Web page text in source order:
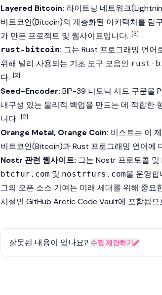
Layered Bitcoin: 라이트닝 네트워크
비트코인(Bitcoin)의 계층화된 아키텍처를 탐
가 만든 프로젝트 및 웹사이트입니다. [3]
rust-bitcoin: 그는 Rust 프로그래밍 언어
위해 널리 사용되는 기초 도구 모음인 rust-
다. [2]
Seed-Encoder: BIP-39 니모닉 시드 구문을
내구성 있는 물리적 백업을 만드는 데 적합한
니다. [2]
Orange Metal, Orange Coin: 비스트는 이
비트코인(Bitcoin)과 Rust 프로그래밍 언어에
Nostr 관련 웹사이트: 그는 Nostr 프로토콜
btcfur.com 및 nostrfurs.com을 운영합
그의 오픈 소스 기여는 미래 세대를 위해 중
시설인 GitHub Arctic Code Vault에 포함됨으
잘못된 내용이 있나요? 수정 제안하기